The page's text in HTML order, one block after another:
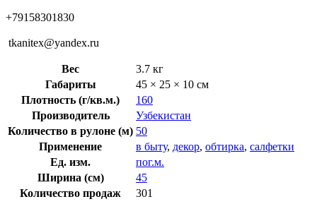
+79158301830
tkanitex@yandex.ru
Вес
3.7 кг
Габариты
45 × 25 × 10 см
Плотность (г/кв.м.)
160
Производитель
Узбекистан
Количество в рулоне (м) 50
Применение
в быту, декор, обтирка, салфетки
Ед. изм.
пог.м.
Ширина (см)
45
Количество продаж
301